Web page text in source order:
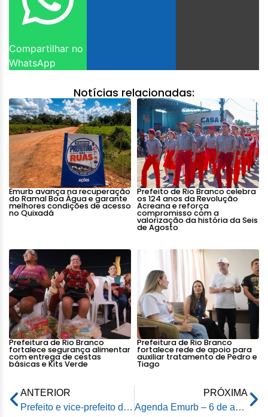
Compartilhar no
WhatsApp
Notícias relacionadas:
Emurb avança na recuperação
do Ramal Boa Água e garante
melhores condições de acesso
no Quixadá
Prefeito de Rio Branco celebra
os 124 anos da Revolução
Acreana e reforça
compromisso com a
valorização da história da Seis
de Agosto
Prefeitura de Rio Branco
fortalece segurança alimentar
com entrega de cestas
básicas e Kits Verde
Prefeitura de Rio Branco
fortalece rede de apoio para
auxiliar tratamento de Pedro e
Tiago
ANTERIOR
Prefeito e vice-prefeito de Rio Branco participam da Procissão da sexta-feira Santa na capital
PRÓXIMA
Agenda Emurb – 6 de abril de 2026